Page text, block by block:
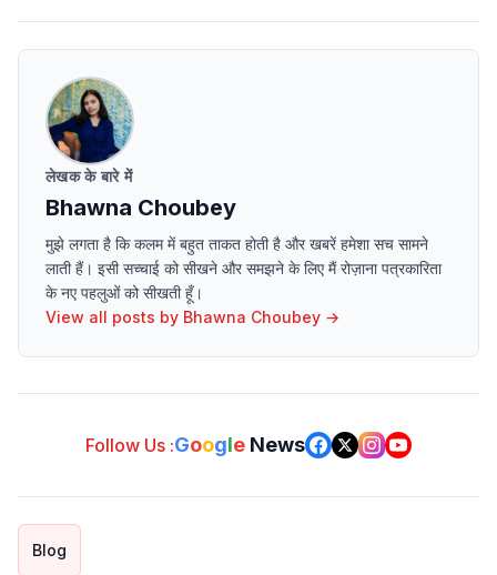
लेखक के बारे में
Bhawna Choubey
मुझे लगता है कि कलम में बहुत ताकत होती है और खबरें हमेशा सच सामने
लाती हैं। इसी सच्चाई को सीखने और समझने के लिए मैं रोज़ाना पत्रकारिता
के नए पहलुओं को सीखती हूँ।
View all posts by Bhawna Choubey →
Follow Us :Google News
Blog